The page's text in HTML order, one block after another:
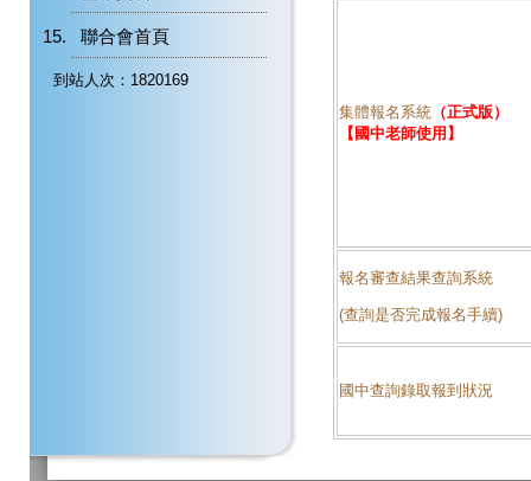
聯合會首頁
到站人次：1820169
集體報名系統（正式版）
【國中老師使用】
報名審查結果查詢系統
(查詢是否完成報名手續)
國中查詢錄取報到狀況